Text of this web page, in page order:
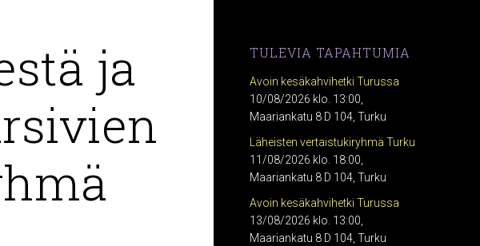
ja
TULEVIA TAPAHTUMIA
Avoin kesäkahvihetki Turussa
10/08/2026 klo. 13:00,
Maariankatu 8 D 104, Turku
Läheisten vertaistukiryhmä Turku
11/08/2026 klo. 18:00,
Maariankatu 8 D 104, Turku
Avoin kesäkahvihetki Turussa
13/08/2026 klo. 13:00,
Maariankatu 8 D 104, Turku